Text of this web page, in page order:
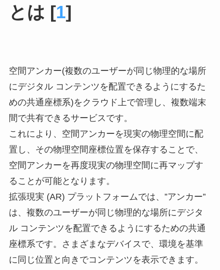
とは [1]
空間アンカー(複数のユーザーが同じ物理的な場所
にデジタル コンテンツを配置できるようにするた
めの共通座標系)をクラウド上で管理し、複数端末
間で共有できるサービスです。
これにより、空間アンカーを現実の物理空間に配
置し、その物理空間座標位置を保存することで、
空間アンカーを再度現実の物理空間に再マップす
ることが可能となります。
拡張現実 (AR) プラットフォームでは、”アンカー”
は、複数のユーザーが同じ物理的な場所にデジタ
ル コンテンツを配置できるようにするための共通
座標系です。さまざまなデバイスで、環境を基準
に同じ位置と向きでコンテンツを表示できます。